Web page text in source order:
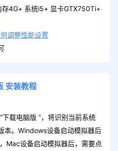
4G+ 系统i5+ 显卡GTX750Ti+
调整性能设置
安装教程
载电脑版 ”，将识别当前系统
本。Windows设备启动模拟器后
Mac设备启动模拟器后，需要点